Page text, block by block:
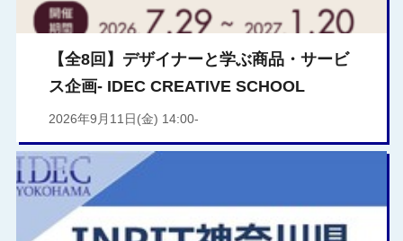
【全8回】デザイナーと学ぶ商品・サービ
ス企画- IDEC CREATIVE SCHOOL
2026年9月11日(金) 14:00-